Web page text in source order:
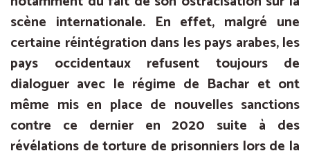
scène internationale. En effet, malgré une
certaine réintégration dans les pays arabes, les
pays occidentaux refusent toujours de
dialoguer avec le régime de Bachar et ont
même mis en place de nouvelles sanctions
contre ce dernier en 2020 suite à des